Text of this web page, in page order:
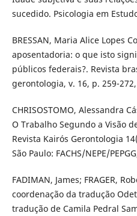
sucedido. Psicologia em
BRESSAN, Maria Alice Lopes
aposentadoria: o que isto
públicos federais?. Revista
gerontologia, v. 16, p. 259-
CHRISOSTOMO, Alessandra
O Trabalho Segundo a Visão
Revista Kairós Gerontologia
São Paulo: FACHS/NEPE/
FADIMAN, James; FRAGER,
coordenação da tradução
tradução de Camila Pedral